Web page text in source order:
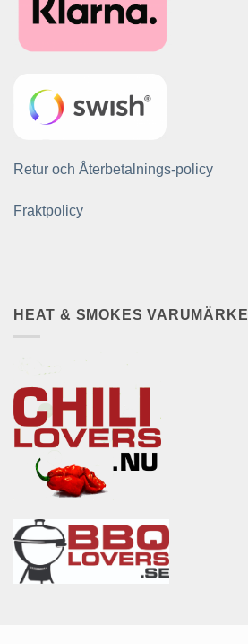
Retur och Återbetalnings-policy
Fraktpolicy
HEAT & SMOKES VARUMÄRKE